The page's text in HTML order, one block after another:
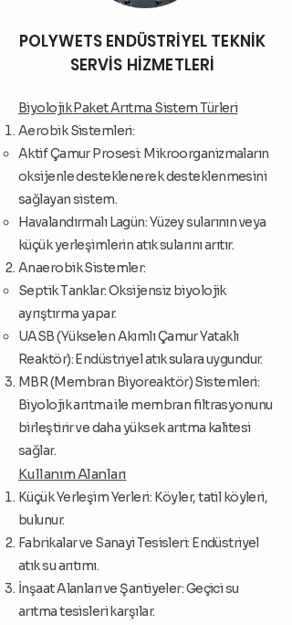
POLYWETS ENDÜSTRİYEL TEKNİK
SERVİS HİZMETLERİ
Biyolojik Paket Arıtma Sistem Türleri
Aerobik Sistemleri:
Aktif Çamur Prosesi: Mikroorganizmaların
oksijenle desteklenerek desteklenmesini
sağlayan sistem.
Havalandırmalı Lagün: Yüzey sularının veya
küçük yerleşimlerin atık sularını arıtır.
Anaerobik Sistemler:
Septik Tanklar: Oksijensiz biyolojik
ayrıştırma yapar.
UASB (Yükselen Akımlı Çamur Yataklı
Reaktör): Endüstriyel atık sulara uygundur.
MBR (Membran Biyoreaktör) Sistemleri:
Biyolojik arıtma ile membran filtrasyonunu
birleştirir ve daha yüksek arıtma kalitesi
sağlar.
Kullanım Alanları
Küçük Yerleşim Yerleri: Köyler, tatil köyleri,
bulunur.
Fabrikalar ve Sanayi Tesisleri: Endüstriyel
atık su arıtımı.
İnşaat Alanları ve Şantiyeler: Geçici su
arıtma tesisleri karşılar.